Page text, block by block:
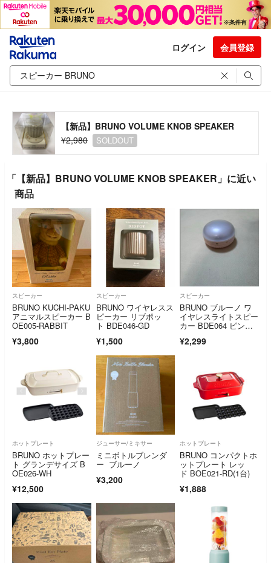
ログイン 会員登録
【新品】BRUNO VOLUME KNOB SPEAKER
¥2,980
SOLDOUT
「【新品】BRUNO VOLUME KNOB SPEAKER」に近い
商品
スピーカー
BRUNO KUCHI-PAKU
アニマルスピーカー B
OE005-RABBIT
¥3,800
スピーカー
BRUNO ワイヤレスス
ピーカー リブポッ
ト BDE046-GD
¥1,500
スピーカー
BRUNO ブルーノ ワ
イヤレスライトスピー
カー BDE064 ピンク
¥2,299
ホットプレート
BRUNO ホットプレー
ト グランデサイズ B
OE026-WH
¥12,500
ジューサー/ミキサー
ミニボトルブレンダ
ー ブルーノ
¥3,200
ホットプレート
BRUNO コンパクトホ
ットプレート レッ
ド BOE021-RD(1台)
¥1,888